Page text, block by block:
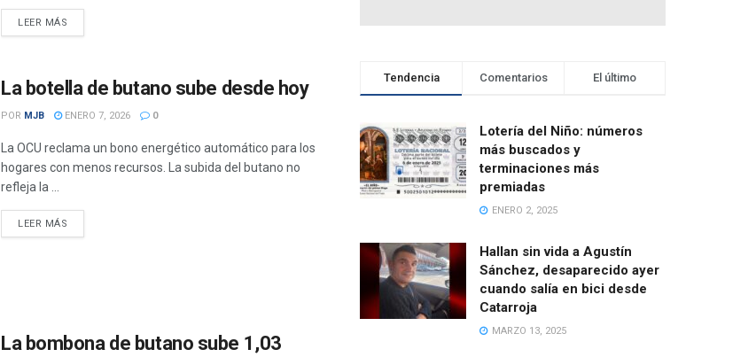
LEER MÁS
La botella de butano sube desde hoy
POR MJB ENERO 7, 2026 0
La OCU reclama un bono energético automático para los
hogares con menos recursos. La subida del butano no
refleja la ...
LEER MÁS
La bombona de butano sube 1,03
Tendencia Comentarios El último
Lotería del Niño: números
más buscados y
terminaciones más
premiadas
ENERO 2, 2025
Hallan sin vida a Agustín
Sánchez, desaparecido ayer
cuando salía en bici desde
Catarroja
MARZO 13, 2025